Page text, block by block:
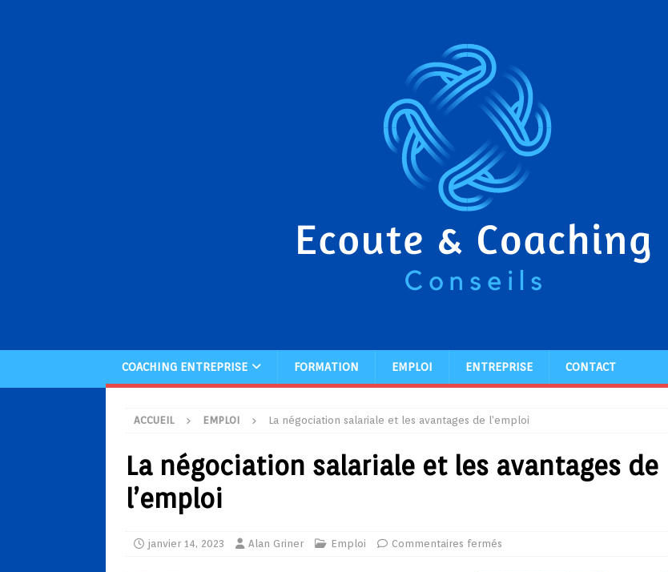
COACHING ENTREPRISE FORMATION EMPLOI ENTREPRISE CONTACT
ACCUEIL EMPLOI La négociation salariale et les avantages de l’emploi
La négociation salariale et les avantages de
l’emploi
janvier 14, 2023 Alan Griner Emploi Commentaires fermés